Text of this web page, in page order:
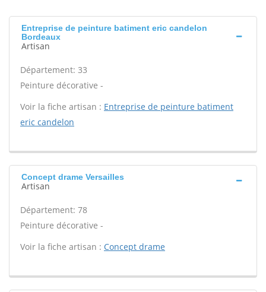
Entreprise de peinture batiment eric candelon
Bordeaux
Artisan
Département: 33
Peinture décorative -
Voir la fiche artisan : Entreprise de peinture batiment
eric candelon
Concept drame Versailles
Artisan
Département: 78
Peinture décorative -
Voir la fiche artisan : Concept drame